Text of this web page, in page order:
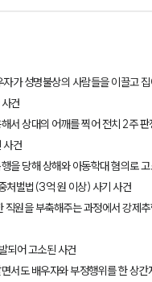
자가 성명불상의 사람들을 이끌고
건
서 상대의 어깨를 찍어 전치 2주
사건
을 당해 상해와 아동학대 혐의로
처벌법(3억 원 이상) 사기 사건
직원을 부축해주는 과정에서 강제
되어 고소된 사건
서도 배우자와 부정행위를 한 상